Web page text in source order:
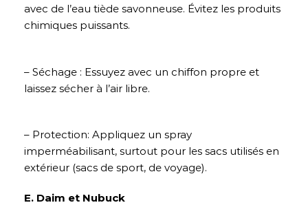
avec de l’eau tiède savonneuse. Évitez les produits
chimiques puissants.
– Séchage : Essuyez avec un chiffon propre et
laissez sécher à l’air libre.
– Protection: Appliquez un spray
imperméabilisant, surtout pour les sacs utilisés en
extérieur (sacs de sport, de voyage).
E. Daim et Nubuck